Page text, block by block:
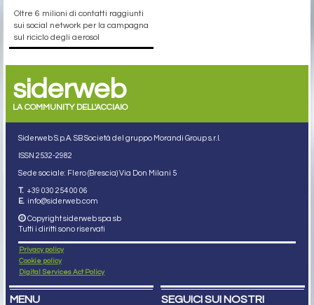
Oltre 6 milioni di contatti raggiunti
sui social network per la campagna
sul riciclo degli aerosol
siderweb
LA COMMUNITY DELL'ACCIAIO
Siderweb S.p.A. SB Società del gruppo Morandi Group s.r.l.
ISSN 2532-2982
Sede sociale: Flero (Brescia) Via Don Milani 5
T. +39 030 254 00 06
E. info@siderweb.com
Copyright siderweb spa sb
Tutti i diritti sono riservati
Privacy policy
Cookie policy
Digital Services Act Policy
MENU SEGUICI SUI NOSTRI